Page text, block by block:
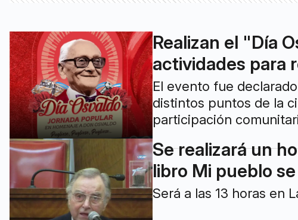
Realizan el "Día
actividades para
El evento fue
distintos puntos de la
participación
Se realizará un
libro Mi pueblo
Será a las 13 horas en